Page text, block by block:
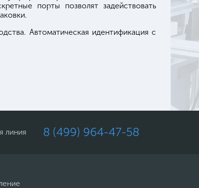
порты позволят задействовать
Автоматическая идентификация с
линия 8 (499) 964-47-58